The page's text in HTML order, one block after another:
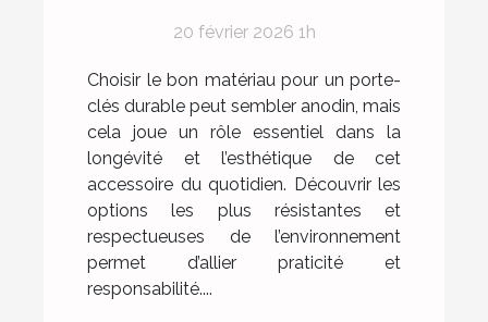
20 février 2026 1h
Choisir le bon matériau pour un porte-
clés durable peut sembler anodin, mais
cela joue un rôle essentiel dans la
longévité et l’esthétique de cet
accessoire du quotidien. Découvrir les
options les plus résistantes et
respectueuses de l’environnement
permet d’allier praticité et
responsabilité....